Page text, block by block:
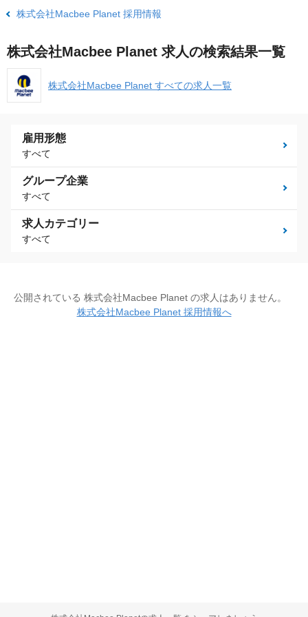
株式会社Macbee Planet 採用情報
株式会社Macbee Planet 求人の検索結果一覧
株式会社Macbee Planet すべての求人一覧
雇用形態
すべて
グループ企業
すべて
求人カテゴリー
すべて
公開されている 株式会社Macbee Planet の求人はありません。
株式会社Macbee Planet 採用情報へ